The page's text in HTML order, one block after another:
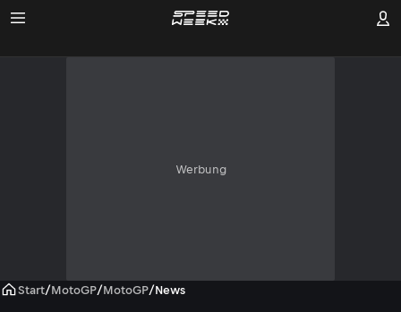
Werbung
Start/MotoGP/MotoGP/News